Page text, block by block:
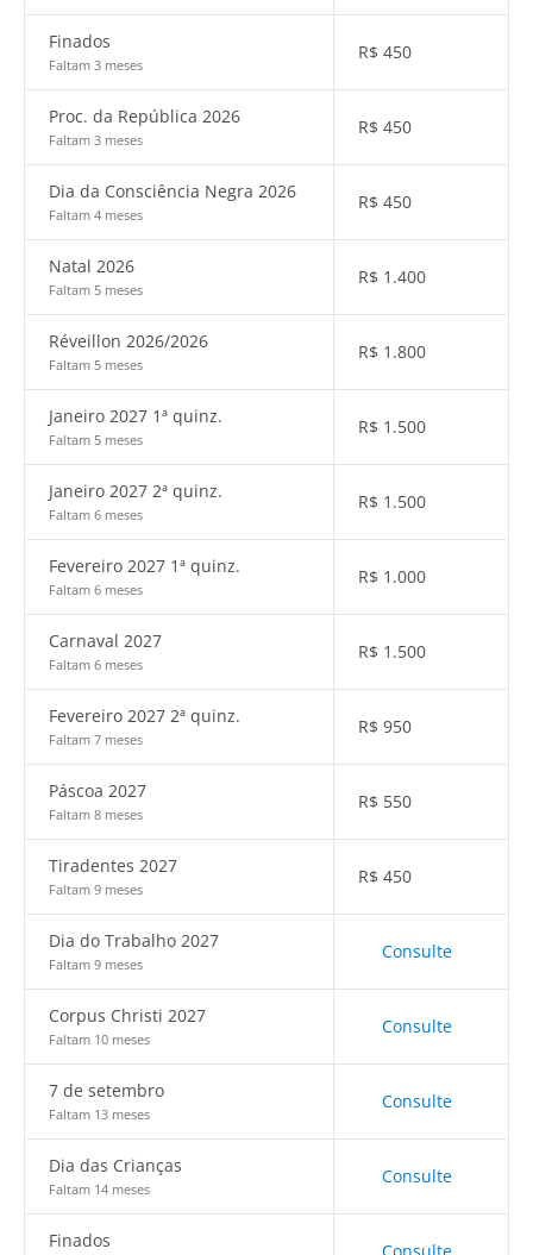
Finados
Faltam 3 meses
R$ 450
Proc. da República 2026
Faltam 3 meses
R$ 450
Dia da Consciência Negra 2026
Faltam 4 meses
R$ 450
Natal 2026
Faltam 5 meses
R$ 1.400
Réveillon 2026/2026
Faltam 5 meses
R$ 1.800
Janeiro 2027 1ª quinz.
Faltam 5 meses
R$ 1.500
Janeiro 2027 2ª quinz.
Faltam 6 meses
R$ 1.500
Fevereiro 2027 1ª quinz.
Faltam 6 meses
R$ 1.000
Carnaval 2027
Faltam 6 meses
R$ 1.500
Fevereiro 2027 2ª quinz.
Faltam 7 meses
R$ 950
Páscoa 2027
Faltam 8 meses
R$ 550
Tiradentes 2027
Faltam 9 meses
R$ 450
Dia do Trabalho 2027
Faltam 9 meses
Consulte
Corpus Christi 2027
Faltam 10 meses
Consulte
7 de setembro
Faltam 13 meses
Consulte
Dia das Crianças
Faltam 14 meses
Consulte
Finados